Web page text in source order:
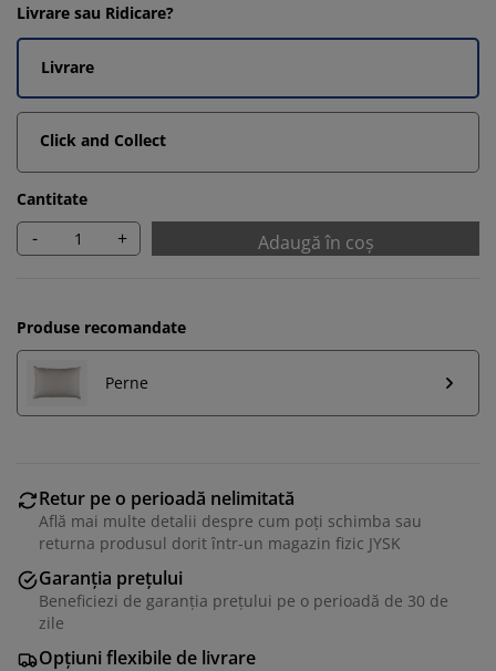
Livrare sau Ridicare?
Livrare
Click and Collect
Cantitate
- + Adaugă în coș
Produse recomandate
Perne
Retur pe o perioadă nelimitată
Află mai multe detalii despre cum poți schimba sau
returna produsul dorit într-un magazin fizic JYSK
Garanția prețului
Beneficiezi de garanția prețului pe o perioadă de 30 de
zile
Opțiuni flexibile de livrare